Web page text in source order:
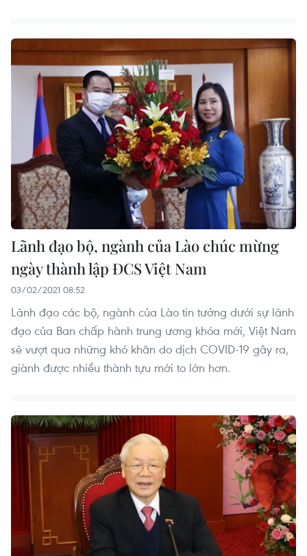
Lãnh đạo bộ, ngành của Lào chúc mừng
ngày thành lập ĐCS Việt Nam
03/02/2021 08:52
Lãnh đạo các bộ, ngành của Lào tin tưởng dưới sự lãnh
đạo của Ban chấp hành trung ương khóa mới, Việt Nam
sẽ vượt qua những khó khăn do dịch COVID-19 gây ra,
giành được nhiều thành tựu mới to lớn hơn.